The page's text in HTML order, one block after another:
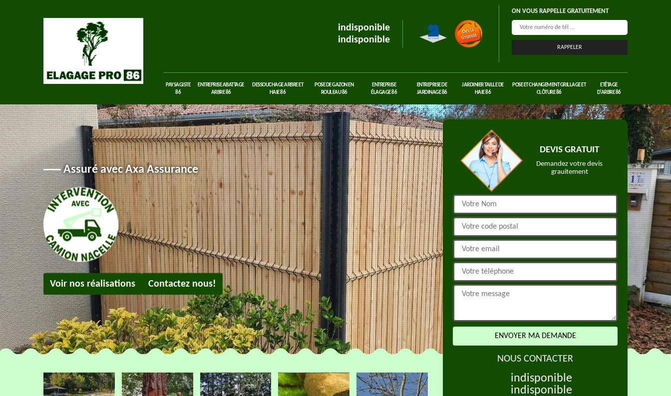
indisponible
indisponible
ON VOUS RAPPELLE GRATUITEMENT
PAYSAGISTE
86
ENTREPRISE ABATTAGE
ARBRE 86
DESSOUCHAGE ARBRE ET
HAIE 86
POSE DE GAZON EN
ROULEAU 86
ENTREPRISE
ÉLAGAGE 86
ENTREPRISE DE
JARDINAGE 86
JARDINIER TAILLE DE
HAIE 86
POSE ET CHANGEMENT GRILLAGE ET
CLÔTURE 86
ETÊTAGE
D'ARBRE 86
Assuré avec Axa Assurance
Voir nos réalisations Contactez nous!
DEVIS GRATUIT
Demandez votre devis
grauitement
NOUS CONTACTER
indisponible
indisponible